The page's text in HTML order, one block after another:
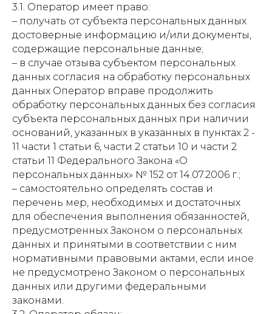
3.1. Оператор имеет право:
– получать от субъекта персональных данных
достоверные информацию и/или документы,
содержащие персональные данные;
– в случае отзыва субъектом персональных
данных согласия на обработку персональных
данных Оператор вправе продолжить
обработку персональных данных без согласия
субъекта персональных данных при наличии
оснований, указанных в указанных в пунктах 2 -
11 части 1 статьи 6, части 2 статьи 10 и части 2
статьи 11 Федерального Закона «О
персональных данных» № 152 от 14.07.2006 г.;
– самостоятельно определять состав и
перечень мер, необходимых и достаточных
для обеспечения выполнения обязанностей,
предусмотренных Законом о персональных
данных и принятыми в соответствии с ним
нормативными правовыми актами, если иное
не предусмотрено Законом о персональных
данных или другими федеральными
законами.